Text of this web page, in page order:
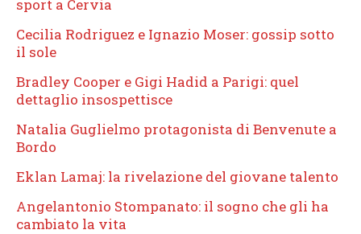
sport a Cervia
Cecilia Rodriguez e Ignazio Moser: gossip sotto
il sole
Bradley Cooper e Gigi Hadid a Parigi: quel
dettaglio insospettisce
Natalia Guglielmo protagonista di Benvenute a
Bordo
Eklan Lamaj: la rivelazione del giovane talento
Angelantonio Stompanato: il sogno che gli ha
cambiato la vita